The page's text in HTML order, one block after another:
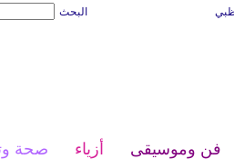
البحث
فن وموسيقى أزياء صحة